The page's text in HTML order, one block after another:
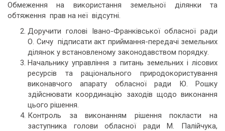
Обмеження на використання земельної ділянки та
обтяження прав на неї відсутні.
Доручити голові Івано-Франківської обласної ради
О. Сичу підписати акт приймання-передачі земельних
ділянок у встановленому законодавством порядку.
Начальнику управління з питань земельних і лісових
ресурсів та раціонального природокористування
виконавчого апарату обласної ради Ю. Рошку
здійснювати координацію заходів щодо виконання
цього рішення.
Контроль за виконанням рішення покласти на
заступника голови обласної ради М. Палійчука,